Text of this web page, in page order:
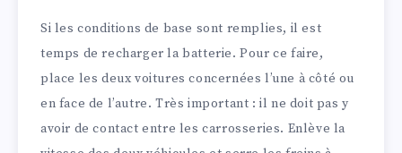
Si les conditions de base sont remplies, il est
temps de recharger la batterie. Pour ce faire,
place les deux voitures concernées l’une à côté ou
en face de l’autre. Très important : il ne doit pas y
avoir de contact entre les carrosseries. Enlève la